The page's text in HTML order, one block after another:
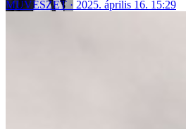
MŰVÉSZET
2025. április 16. 15:29